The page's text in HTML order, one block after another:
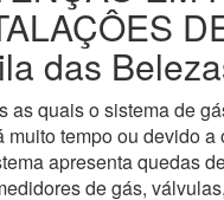
das
as quais o sistema de
muito tempo ou devido a
apresenta quedas
de gás,